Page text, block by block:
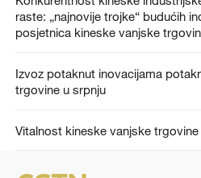
raste: „najnovije trojke“ budućih
posjetnica kineske vanjske
Izvoz potaknut inovacijama
trgovine u srpnju
Vitalnost kineske vanjske